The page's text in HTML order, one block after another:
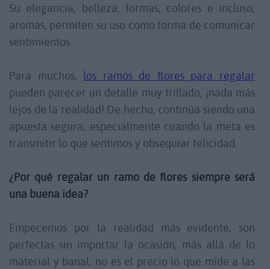
Su elegancia, belleza, formas, colores e incluso,
aromas, permiten su uso como forma de comunicar
sentimientos.
Para muchos, los ramos de flores para regalar
pueden parecer un detalle muy trillado, ¡nada más
lejos de la realidad! De hecho, continúa siendo una
apuesta segura, especialmente cuando la meta es
transmitir lo que sentimos y obsequiar felicidad.
¿Por qué regalar un ramo de flores siempre será
una buena idea?
Empecemos por la realidad más evidente, son
perfectas sin importar la ocasión; más allá de lo
material y banal, no es el precio lo que mide a las